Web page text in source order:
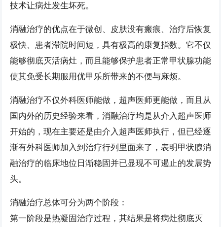
技术让病灶发生坏死。
消融治疗的优点在于微创、皮肤没有瘢痕、治疗后恢复
极快、患者滞院时间短，具有极高的康复指数。它不仅
能够彻底灭活病灶，而且能够保护患者正常甲状腺功能
使其免受长期服用优甲乐所带来的不便与麻烦。
消融治疗不仅外科医师能做，超声医师更能做，而且从
国内外的历史经验来看，消融治疗均是从介入超声医师
开始的，现在主要还是由介入超声医师执行，但已经逐
渐有外科医师加入到治疗行列里面来了，表明甲状腺消
融治疗的临床地位日渐稳固并已显现不可遏止的发展势
头。
消融治疗总体可分为两个阶段：
第一阶段是热凝固治疗过程，其结果是将病灶彻底灭